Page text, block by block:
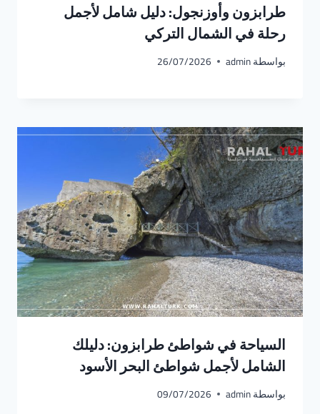
طرابزون وأوزنجول: دليل شامل لأجمل
رحلة في الشمال التركي
بواسطةadmin
26/07/2026
السياحة في شواطئ طرابزون: دليلك
الشامل لأجمل شواطئ البحر الأسود
بواسطةadmin
09/07/2026